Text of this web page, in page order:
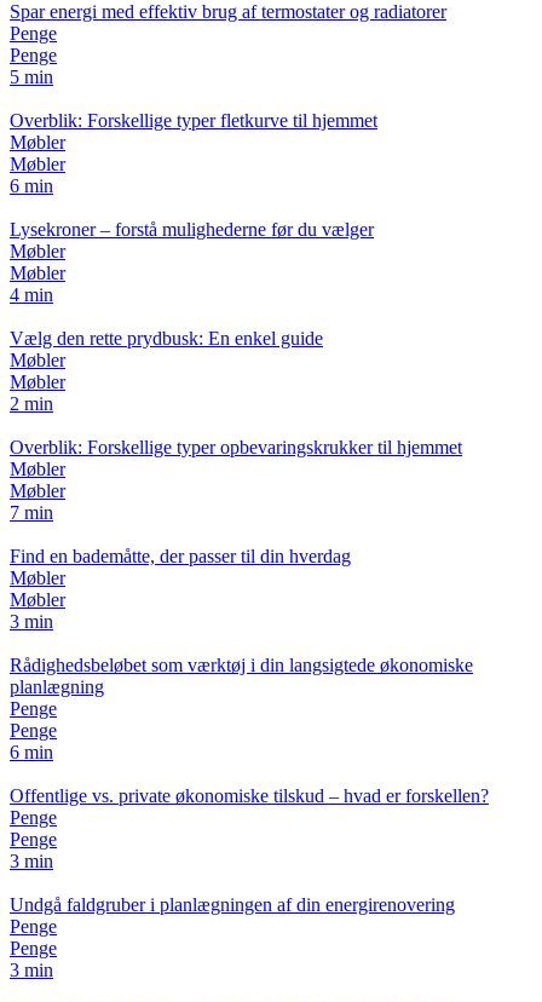
Spar energi med effektiv brug af termostater og radiatorer
Penge
Penge
5 min
Overblik: Forskellige typer fletkurve til hjemmet
Møbler
Møbler
6 min
Lysekroner – forstå mulighederne før du vælger
Møbler
Møbler
4 min
Vælg den rette prydbusk: En enkel guide
Møbler
Møbler
2 min
Overblik: Forskellige typer opbevaringskrukker til hjemmet
Møbler
Møbler
7 min
Find en bademåtte, der passer til din hverdag
Møbler
Møbler
3 min
Rådighedsbeløbet som værktøj i din langsigtede økonomiske
planlægning
Penge
Penge
6 min
Offentlige vs. private økonomiske tilskud – hvad er forskellen?
Penge
Penge
3 min
Undgå faldgruber i planlægningen af din energirenovering
Penge
Penge
3 min